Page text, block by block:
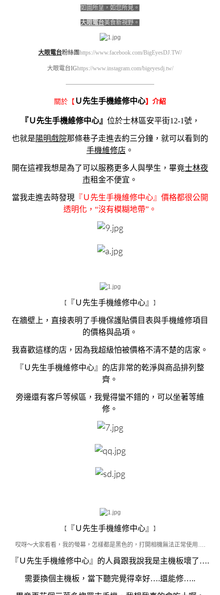
如圖所呈，如您所見。
大眼電台美食新視野。
大眼電台粉絲團https://www.facebook.com/BigEyesDJ.TW/
大眼電台IGhttps://www.instagram.com/bigeyesdj.tw/
————————————————————
關於【 Ｕ先生手機維修中心】介紹
『Ｕ先生手機維修中心』 位於士林區安平街12-1號，
也就是 陽明戲院那條巷子走進去約三分鐘，就可以看到的
手機維修店 。
開在這裡我想是為了可以服務更多人與學生，畢竟士林夜
市租金不便宜。
當我走進去時發現 『Ｕ先生手機維修中心』價格都很公開
透明化，“沒有模糊地帶”。
【 『Ｕ先生手機維修中心』 】
在牆壁上，直接表明了手機保護貼價目表與手機維修項目
的價格與品項。
我喜歡這樣的店，因為我超級怕被價格不清不楚的店家。
『Ｕ先生手機維修中心』的店非常的乾淨與商品排列整
齊。
旁邊還有客戶等候區，我覺得蠻不錯的，可以坐著等維
修。
【 『Ｕ先生手機維修中心』 】
哎呀～大家看看，我的螢幕，怎樣都是黑色的，打開相機無法正常使用….
『Ｕ先生手機維修中心』的人員跟我說我是主機板壞了….
需要換個主機板，當下聽完覺得幸好….還能修…..